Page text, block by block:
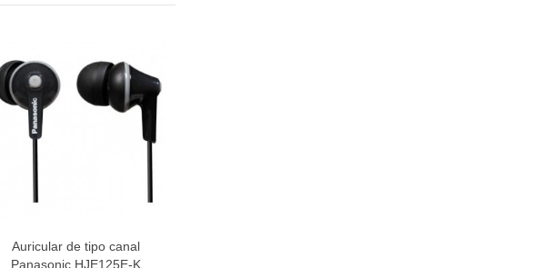
Vista rápida
Auricular de tipo canal
Panasonic HJE125E-K